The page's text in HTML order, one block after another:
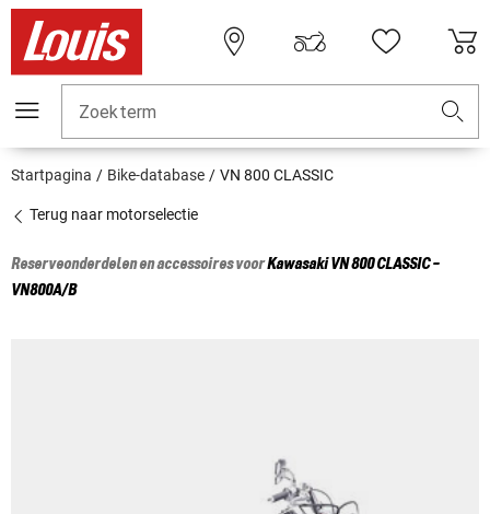
Zoekterm
Startpagina Bike-database VN 800 CLASSIC
Terug naar motorselectie
Reserveonderdelen en accessoires voorKawasakiVN 800 CLASSIC -
VN800A/B